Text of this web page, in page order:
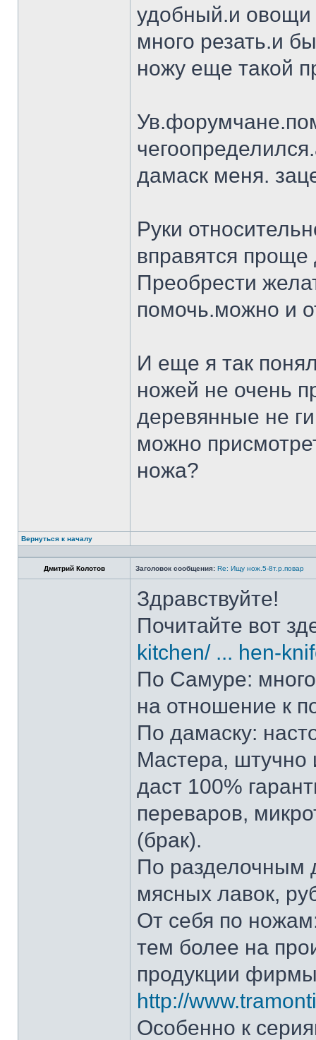
удобный.и овощи
много резать.и
ножу еще такой
дамаск меня.
Руки
вправятся
Преобрести
помочь.можно и
И еще я так
ножей не очень
деревянные не
можно
ножа?
Вернуться к началу
Дмитрий Колотов Заголовок сообщения: Re: Ищу нож.5-8т.р.повар
Здравствуйте!
Почитайте вот
kitchen/ ... hen-
По Самуре: много
на отношение к
По дамаску:
Мастера, штучно
даст 100%
переваров,
(брак).
По разделочным
мясных лавок,
От себя по
тем более на
продукции
http://
Особенно к